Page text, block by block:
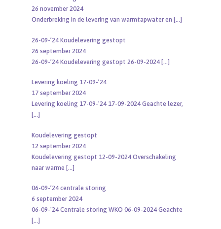
26 november 2024
Onderbreking in de levering van warmtapwater en […]
26-09-’24 Koudelevering gestopt
26 september 2024
26-09-’24 Koudelevering gestopt 26-09-2024[…]
Levering koeling 17-09-’24
17 september 2024
Levering koeling 17-09-’24 17-09-2024 Geachte lezer,
[…]
Koudelevering gestopt
12 september 2024
Koudelevering gestopt 12-09-2024 Overschakeling
naar warme […]
06-09-’24 centrale storing
6 september 2024
06-09-’24 Centrale storing WKO 06-09-2024 Geachte
[…]